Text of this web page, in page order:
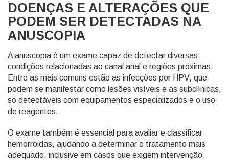
DOENÇAS E ALTERAÇÕES QUE
PODEM SER DETECTADAS NA
ANUSCOPIA
A anuscopia é um exame capaz de detectar diversas
condições relacionadas ao canal anal e regiões próximas.
Entre as mais comuns estão as infecções por HPV, que
podem se manifestar como lesões visíveis e as subclínicas,
só detectáveis com equipamentos especializados e o uso
de reagentes.
O exame também é essencial para avaliar e classificar
hemorroidas, ajudando a determinar o tratamento mais
adequado, inclusive em casos que exigem intervenção